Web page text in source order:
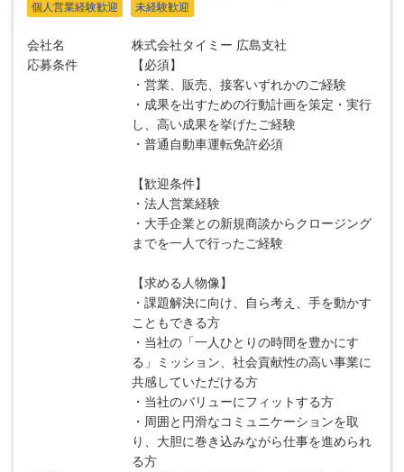
個人営業経験歓迎
未経験歓迎
会社名
株式会社タイミー 広島支社
応募条件
【必須】
・営業、販売、接客いずれかのご経験
・成果を出すための行動計画を策定・実行
し、高い成果を挙げたご経験
・普通自動車運転免許必須
【歓迎条件】
・法人営業経験
・大手企業との新規商談からクロージング
までを一人で行ったご経験
【求める人物像】
・課題解決に向け、自ら考え、手を動かす
こともできる方
・当社の「一人ひとりの時間を豊かにす
る」ミッション、社会貢献性の高い事業に
共感していただける方
・当社のバリューにフィットする方
・周囲と円滑なコミュニケーションを取
り、大胆に巻き込みながら仕事を進められ
る方